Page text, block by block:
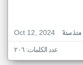
Oct 12, 2024
منذ سنة
عدد الكلمات: ٢٠٦